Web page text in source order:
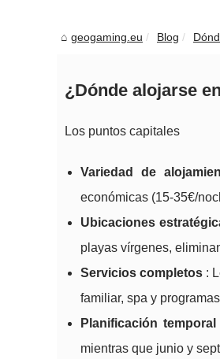
geogaming.eu Blog
¿Dónde alojarse
Los puntos capitales
Variedad de
económicas (15-35€/
Ubicaciones
playas vírgenes,
Servicios completos :
familiar, spa y
Planificación temporal
mientras que junio y